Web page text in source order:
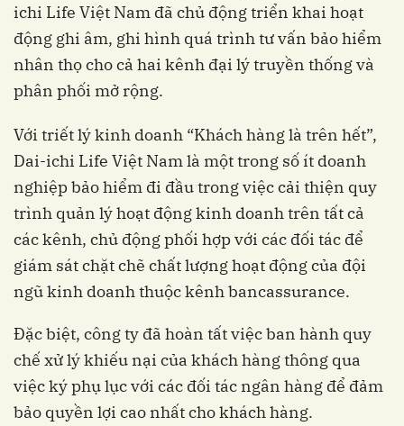
ichi Life Việt Nam đã chủ động triển khai hoạt
động ghi âm, ghi hình quá trình tư vấn bảo hiểm
nhân thọ cho cả hai kênh đại lý truyền thống và
phân phối mở rộng.
Với triết lý kinh doanh “Khách hàng là trên hết”,
Dai-ichi Life Việt Nam là một trong số ít doanh
nghiệp bảo hiểm đi đầu trong việc cải thiện quy
trình quản lý hoạt động kinh doanh trên tất cả
các kênh, chủ động phối hợp với các đối tác để
giám sát chặt chẽ chất lượng hoạt động của đội
ngũ kinh doanh thuộc kênh bancassurance.
Đặc biệt, công ty đã hoàn tất việc ban hành quy
chế xử lý khiếu nại của khách hàng thông qua
việc ký phụ lục với các đối tác ngân hàng để đảm
bảo quyền lợi cao nhất cho khách hàng.